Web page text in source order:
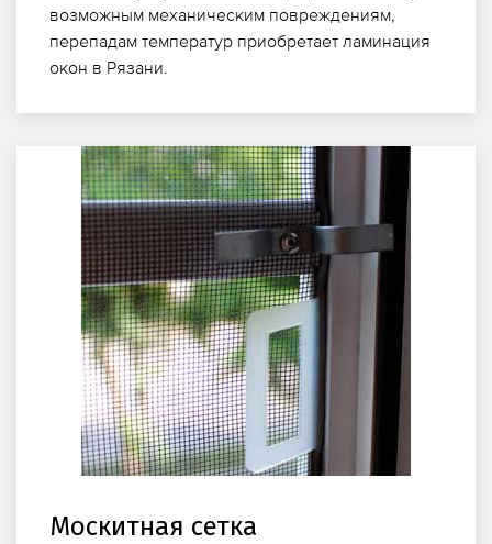
возможным механическим повреждениям,
перепадам температур приобретает ламинация
окон в Рязани.
Москитная сетка